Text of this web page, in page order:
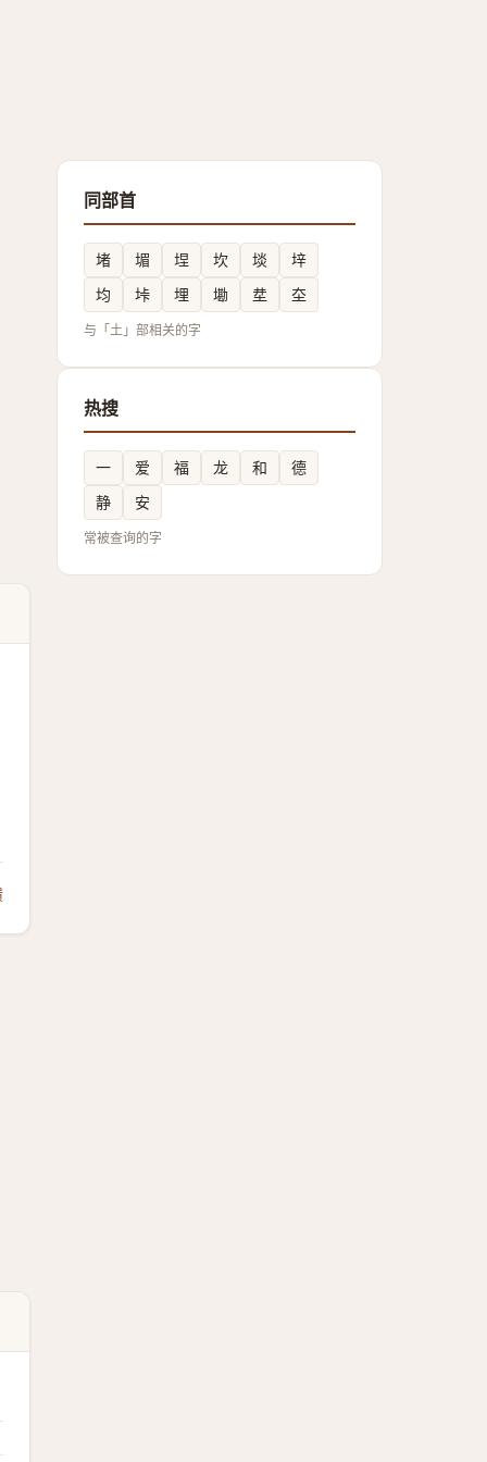
同部首
堵 堳 㘿 坎 埮
垶
均
垰 埋 墈 坓 圶
与「土」部相关的字
热搜
一 爱 福 龙 和
德
静
安
常被查询的字